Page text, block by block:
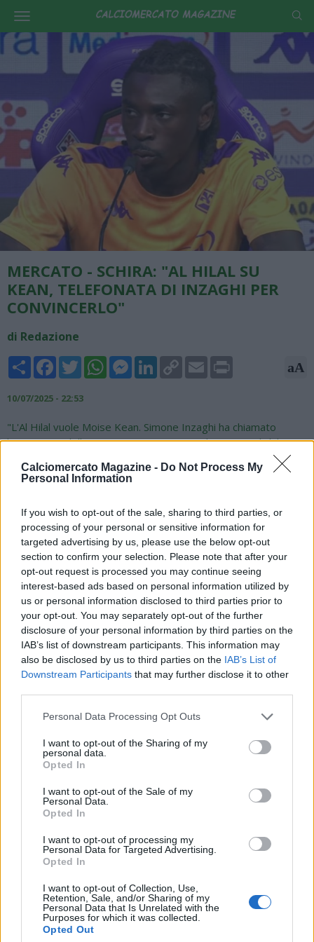
Calciomercato Magazine - Do Not Process My
Personal Information
If you wish to opt-out of the sale, sharing to third parties, or
processing of your personal or sensitive information for
targeted advertising by us, please use the below opt-out
section to confirm your selection. Please note that after your
opt-out request is processed you may continue seeing
interest-based ads based on personal information utilized by
us or personal information disclosed to third parties prior to
your opt-out. You may separately opt-out of the further
disclosure of your personal information by third parties on the
IAB’s list of downstream participants. This information may
also be disclosed by us to third parties on the IAB’s List of
Downstream Participants that may further disclose it to other
Personal Data Processing Opt Outs
I want to opt-out of the Sharing of my
personal data.
Opted In
I want to opt-out of the Sale of my
Personal Data.
Opted In
I want to opt-out of processing my
Personal Data for Targeted Advertising.
Opted In
I want to opt-out of Collection, Use,
Retention, Sale, and/or Sharing of my
Personal Data that Is Unrelated with the
Purposes for which it was collected.
Opted Out
MERCATO - SCHIRA: "AL HILAL SU
KEAN, TELEFONATA DI INZAGHI PER
CONVINCERLO"
di Redazione
Share FacebookTwitterWhatsAppMessengerLinkedInCopy
Link
Email aA
10/07/2025 - 22:53
"L'Al Hilal vuole Moise Kean. Simone Inzaghi ha chiamato
l'attaccante della Fiorentina per convincerlo a unirsi al club
saudita. Gli è stato offerto un contratto fino al 2029 (20 milioni
di euro all'anno). Ha una clausola rescissoria (52 milioni di
#AlHilalwant Moise #Kean. Simone#Inzaghihas called
#Fiorentina’s striker to convince him to join Saudi Club.
Offered a contract until 2029 (€20M/year). He has a release
clause (€52M) valid until July 15.#transfers
— Nicolò Schira (@NicoSchira)July 10, 2025
VAI ALLA VERSIONE CLASSICA
Il materiale (testo, foto e video) consultabile in questo portale è di nostra proprietà.
Alcune foto (screenshot) ed articoli presenti su "Calciomercato Magazine" sono in parte